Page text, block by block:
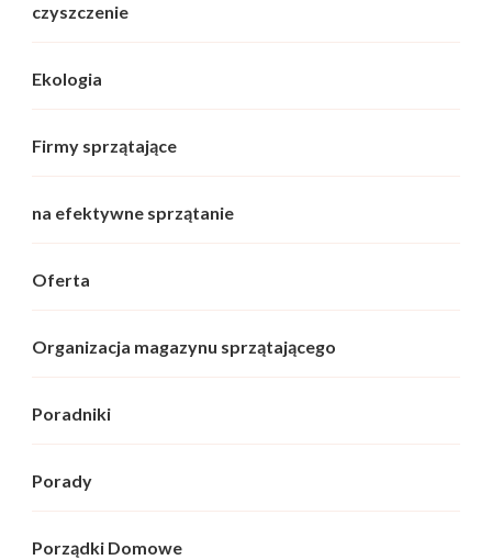
czyszczenie
Ekologia
Firmy sprzątające
na efektywne sprzątanie
Oferta
Organizacja magazynu sprzątającego
Poradniki
Porady
Porządki Domowe